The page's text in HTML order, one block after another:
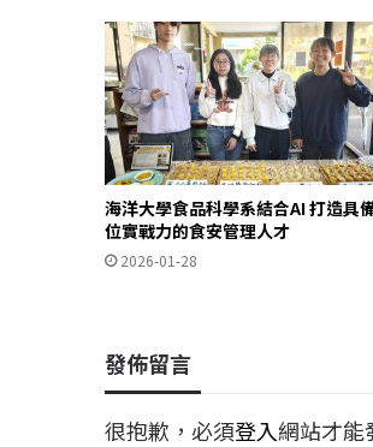
海洋大學食品科學系結合AI 打造具
位實戰力的食安管理人才
2026-01-28
發佈留言
很抱歉，必須登入網站才能